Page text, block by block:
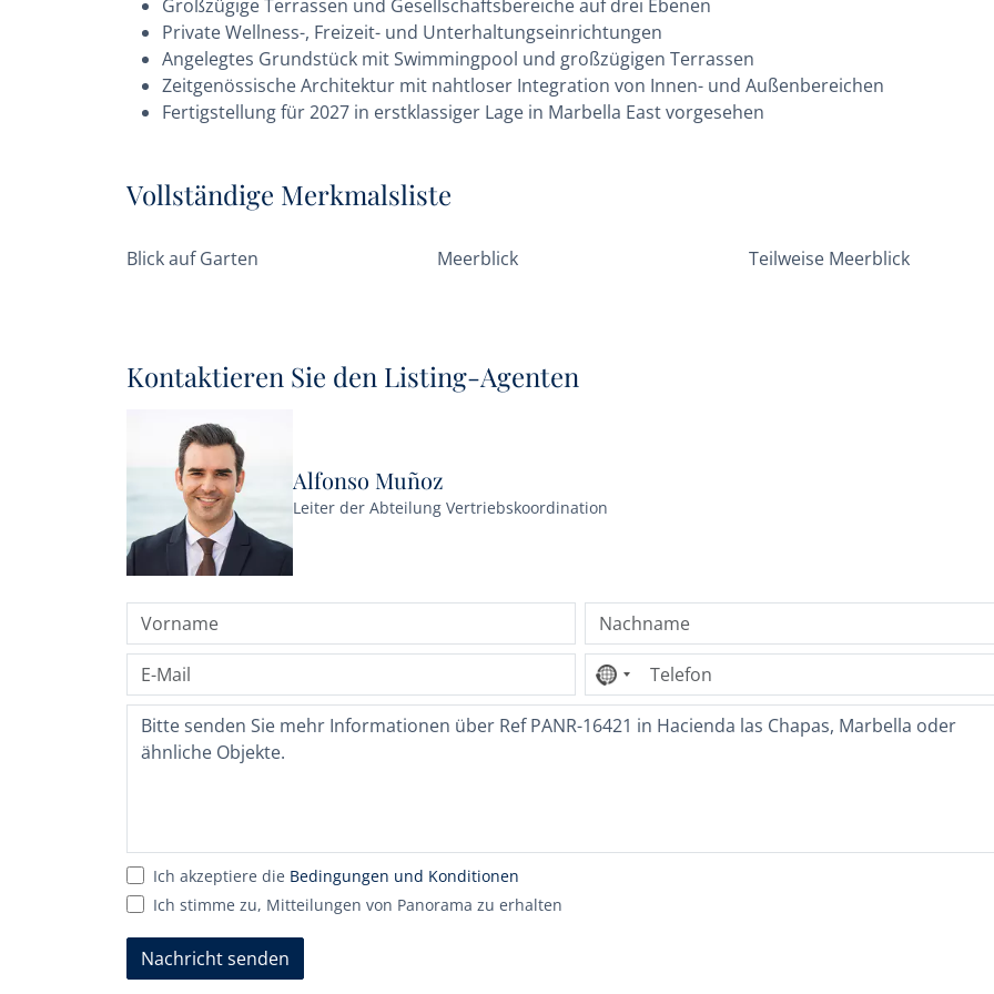
Großzügige Terrassen und Gesellschaftsbereiche auf drei Ebenen
Private Wellness-, Freizeit- und Unterhaltungseinrichtungen
Angelegtes Grundstück mit Swimmingpool und großzügigen Terrassen
Zeitgenössische Architektur mit nahtloser Integration von Innen- und Außenbereichen
Fertigstellung für 2027 in erstklassiger Lage in Marbella East vorgesehen
Vollständige Merkmalsliste
Blick auf Garten Meerblick Teilweise Meerblick
Kontaktieren Sie den Listing-Agenten
Alfonso Muñoz
Leiter der Abteilung Vertriebskoordination
Kein
Land
ausgewählt
Ich akzeptiere die Bedingungen und Konditionen
Ich stimme zu, Mitteilungen von Panorama zu erhalten
Nachricht senden